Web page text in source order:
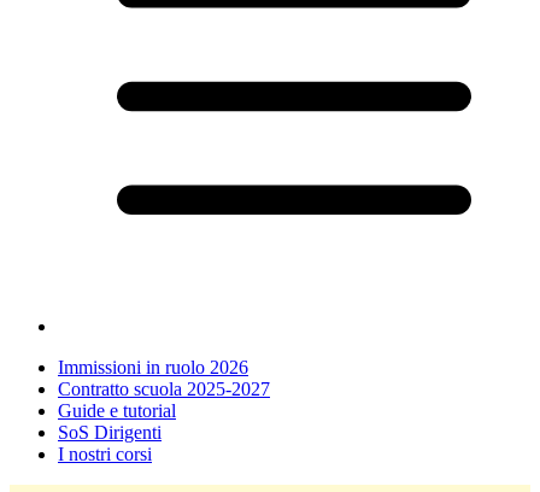
Immissioni in ruolo 2026
Contratto scuola 2025-2027
Guide e tutorial
SoS Dirigenti
I nostri corsi